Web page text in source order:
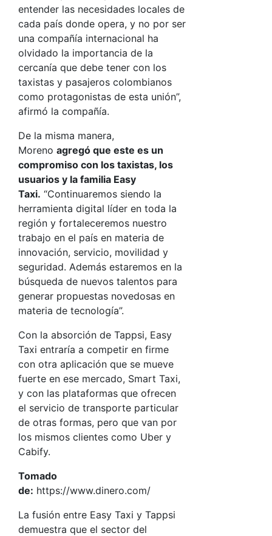
entender las necesidades locales de
cada país donde opera, y no por ser
una compañía internacional ha
olvidado la importancia de la
cercanía que debe tener con los
taxistas y pasajeros colombianos
como protagonistas de esta unión”,
afirmó la compañía.
De la misma manera,
Moreno agregó que este es un
compromiso con los taxistas, los
usuarios y la familia Easy
Taxi. “Continuaremos siendo la
herramienta digital líder en toda la
región y fortaleceremos nuestro
trabajo en el país en materia de
innovación, servicio, movilidad y
seguridad. Además estaremos en la
búsqueda de nuevos talentos para
generar propuestas novedosas en
materia de tecnología”.
Con la absorción de Tappsi, Easy
Taxi entraría a competir en firme
con otra aplicación que se mueve
fuerte en ese mercado, Smart Taxi,
y con las plataformas que ofrecen
el servicio de transporte particular
de otras formas, pero que van por
los mismos clientes como Uber y
Cabify.
Tomado
de: https://www.dinero.com/
La fusión entre Easy Taxi y Tappsi
demuestra que el sector del